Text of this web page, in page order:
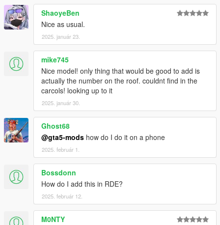
ShaoyeBen
Nice as usual.
2025. január 23.
mike745
Nice model! only thing that would be good to add is
actually the number on the roof. couldnt find in the
carcols! looking up to it
2025. január 30.
Ghost68
@gta5-mods how do I do it on a phone
2025. február 1.
Bossdonn
How do I add this in RDE?
2025. február 12.
M0NTY